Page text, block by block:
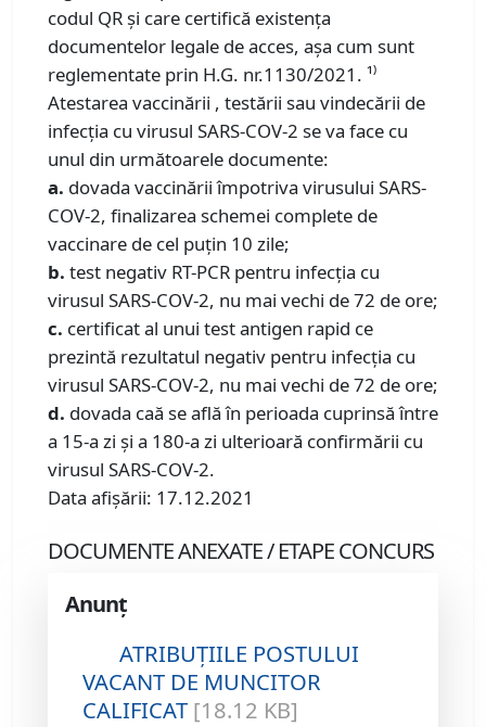
codul QR și care certifică existența
documentelor legale de acces, așa cum sunt
reglementate prin H.G. nr.1130/2021. ¹⁾
Atestarea vaccinării , testării sau vindecării de
infecția cu virusul SARS-COV-2 se va face cu
unul din următoarele documente:
a. dovada vaccinării împotriva virusului SARS-
COV-2, finalizarea schemei complete de
vaccinare de cel puțin 10 zile;
b. test negativ RT-PCR pentru infecția cu
virusul SARS-COV-2, nu mai vechi de 72 de ore;
c. certificat al unui test antigen rapid ce
prezintă rezultatul negativ pentru infecția cu
virusul SARS-COV-2, nu mai vechi de 72 de ore;
d. dovada caă se află în perioada cuprinsă între
a 15-a zi și a 180-a zi ulterioară confirmării cu
virusul SARS-COV-2.
Data afişării: 17.12.2021
DOCUMENTE ANEXATE / ETAPE CONCURS
Anunț
ATRIBUȚIILE POSTULUI
VACANT DE MUNCITOR
CALIFICAT [18.12 KB]